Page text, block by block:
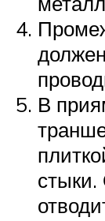
В
стыки.